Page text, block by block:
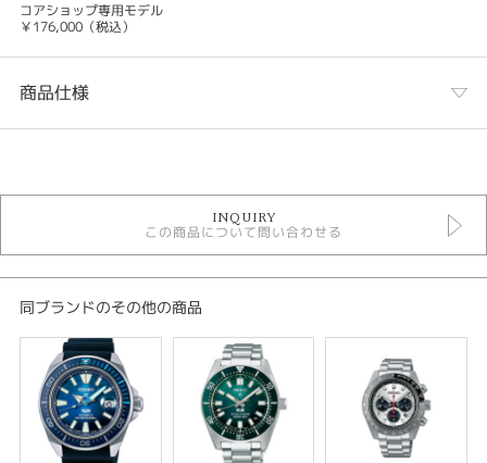
コアショップ専用モデル
￥176,000（税込）
商品仕様
時計
その他文字盤
メンズウォッチ
金属ベルト
メンズ 腕時計
プロスペックス
性別
メンズ
INQUIRY
この商品について問い合わせる
同ブランドのその他の商品